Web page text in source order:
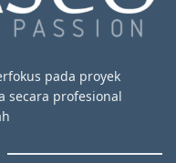
pada proyek
secara profesional